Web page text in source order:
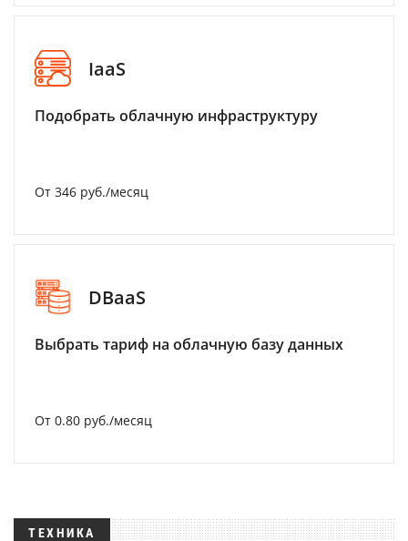
IaaS
Подобрать облачную инфраструктуру
От 346 руб./месяц
DBaaS
Выбрать тариф на облачную базу данных
От 0.80 руб./месяц
ТЕХНИКА